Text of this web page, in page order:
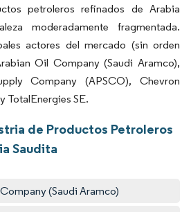
petroleros refinados de Arabia
moderadamente fragmentada.
actores del mercado (sin orden
Oil Company (Saudi Aramco),
Company (APSCO), Chevron
TotalEnergies SE.
de Productos Petroleros
Saudita
(Saudi Aramco)